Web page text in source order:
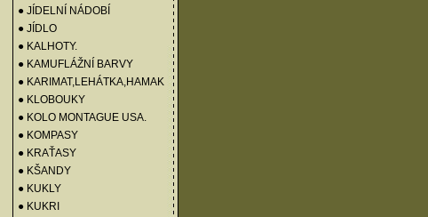
● JÍDELNÍ NÁDOBÍ
● JÍDLO
● KALHOTY.
● KAMUFLÁŽNÍ BARVY
● KARIMAT,LEHÁTKA,HAMAK
● KLOBOUKY
● KOLO MONTAGUE USA.
● KOMPASY
● KRAŤASY
● KŠANDY
● KUKLY
● KUKRI